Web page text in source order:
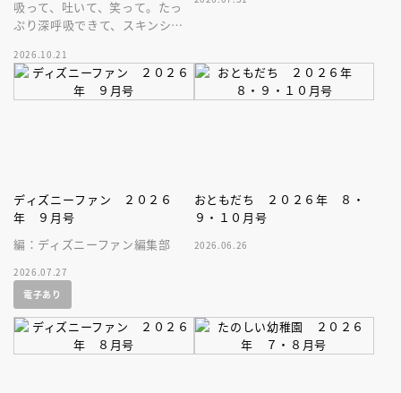
吸って、吐いて、笑って。たっ
ぷり深呼吸できて、スキンシッ
家、キボリノコンノ初のファー
ストブック。
2026.10.21
ディズニーファン ２０２６
年 ９月号
編：ディズニーファン編集部
2026.07.27
電子あり
おともだち ２０２６年 ８・
９・１０月号
2026.06.26